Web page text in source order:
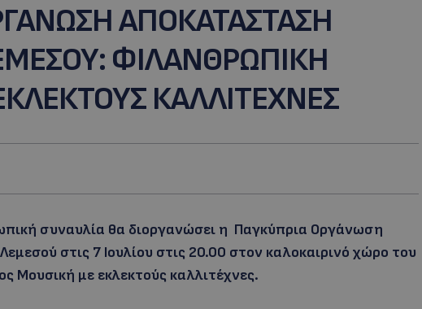
ΑΠΟΚΑΤΑΣΤΑΣΗ
ΦΙΛΑΝΘΡΩΠΙΚΗ
ΚΑΛΛΙΤΕΧΝΕΣ
συναυλία θα διοργανώσει η Παγκύπρια Οργάνωση
στις 7 Ιουλίου στις 20.00 στον καλοκαιρινό χώρο του
Μουσική με εκλεκτούς καλλιτέχνες.